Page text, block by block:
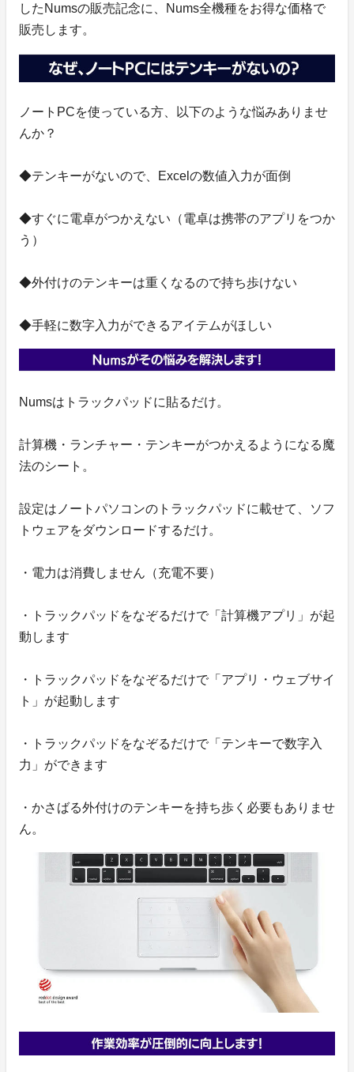
したNumsの販売記念に、Nums全機種をお得な価格で
販売します。
ノートPCを使っている方、以下のような悩みありませ
んか？
◆テンキーがないので、Excelの数値入力が面倒
◆すぐに電卓がつかえない（電卓は携帯のアプリをつか
う）
◆外付けのテンキーは重くなるので持ち歩けない
◆手軽に数字入力ができるアイテムがほしい
Numsはトラックパッドに貼るだけ。
計算機・ランチャー・テンキーがつかえるようになる魔
法のシート。
設定はノートパソコンのトラックパッドに載せて、ソフ
トウェアをダウンロードするだけ。
・電力は消費しません（充電不要）
・トラックパッドをなぞるだけで「計算機アプリ」が起
動します
・トラックパッドをなぞるだけで「アプリ・ウェブサイ
ト」が起動します
・トラックパッドをなぞるだけで「テンキーで数字入
力」ができます
・かさばる外付けのテンキーを持ち歩く必要もありませ
ん。